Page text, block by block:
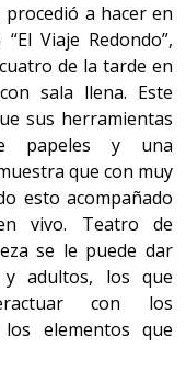
a hacer en
Viaje Redondo”,
de la tarde en
sala llena. Este
sus herramientas
papeles y una
que con muy
esto acompañado
vivo. Teatro de
se le puede dar
adultos, los que
con los
elementos que